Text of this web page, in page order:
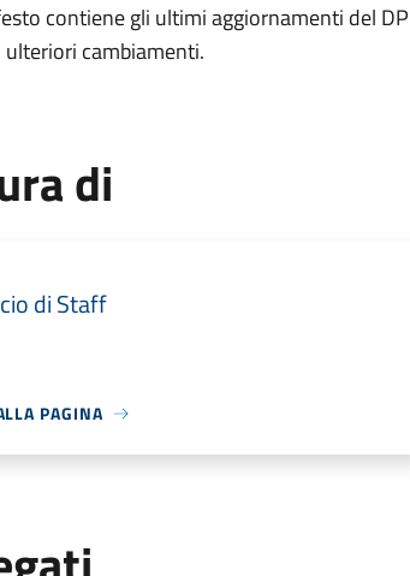
contiene gli ultimi aggiornamenti del
cambiamenti.
di
di Staff
PAGINA